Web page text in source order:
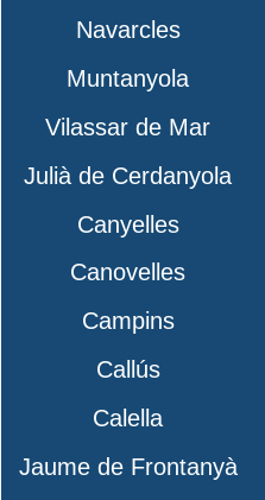
Navarcles
Muntanyola
Vilassar de Mar
Julià de Cerdanyola
Canyelles
Canovelles
Campins
Callús
Calella
Jaume de Frontanyà